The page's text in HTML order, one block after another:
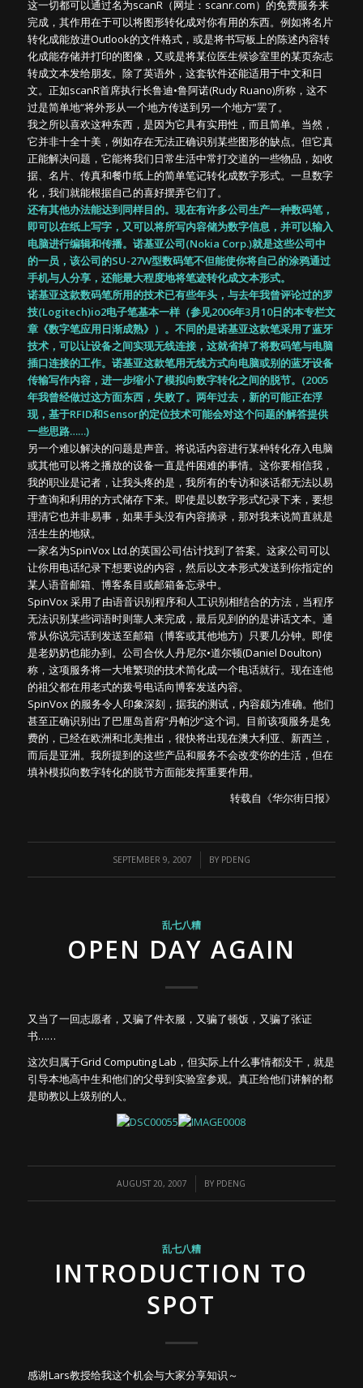
这一切都可以通过名为scanR（网址：scanr.com）的免费服务来
完成，其作用在于可以将图形转化成对你有用的东西。例如将名片
转化成能放进Outlook的文件格式，或是将书写板上的陈述内容转
化成能存储并打印的图像，又或是将某位医生候诊室里的某页杂志
转成文本发给朋友。除了英语外，这套软件还能适用于中文和日
文。正如scanR首席执行长鲁迪•鲁阿诺(Rudy Ruano)所称，这不
过是简单地“将外形从一个地方传送到另一个地方”罢了。
我之所以喜欢这种东西，是因为它具有实用性，而且简单。当然，
它并非十全十美，例如存在无法正确识别某些图形的缺点。但它真
正能解决问题，它能将我们日常生活中常打交道的一些物品，如收
据、名片、传真和餐巾纸上的简单笔记转化成数字形式。一旦数字
化，我们就能根据自己的喜好摆弄它们了。
还有其他办法能达到同样目的。现在有许多公司生产一种数码笔，
即可以在纸上写字，又可以将所写内容储为数字信息，并可以输入
电脑进行编辑和传播。诺基亚公司(Nokia Corp.)就是这些公司中
的一员，该公司的SU-27W型数码笔不但能使你将自己的涂鸦通过
手机与人分享，还能最大程度地将笔迹转化成文本形式。
诺基亚这款数码笔所用的技术已有些年头，与去年我曾评论过的罗
技(Logitech)io2电子笔基本一样（参见2006年3月10日的本专栏文
章《数字笔应用日渐成熟》）。不同的是诺基亚这款笔采用了蓝牙
技术，可以让设备之间实现无线连接，这就省掉了将数码笔与电脑
插口连接的工作。诺基亚这款笔用无线方式向电脑或别的蓝牙设备
传输写作内容，进一步缩小了模拟向数字转化之间的脱节。(2005
年我曾经做过这方面东西，失败了。两年过去，新的可能正在浮
现，基于RFID和Sensor的定位技术可能会对这个问题的解答提供
一些思路……)
另一个难以解决的问题是声音。将说话内容进行某种转化存入电脑
或其他可以将之播放的设备一直是件困难的事情。这你要相信我，
我的职业是记者，让我头疼的是，我所有的专访和谈话都无法以易
于查询和利用的方式储存下来。即使是以数字形式纪录下来，要想
理清它也并非易事，如果手头没有内容摘录，那对我来说简直就是
活生生的地狱。
一家名为SpinVox Ltd.的英国公司估计找到了答案。这家公司可以
让你用电话纪录下想要说的内容，然后以文本形式发送到你指定的
某人语音邮箱、博客条目或邮箱备忘录中。
SpinVox 采用了由语音识别程序和人工识别相结合的方法，当程序
无法识别某些词语时则靠人来完成，最后见到的的是讲话文本。通
常从你说完话到发送至邮箱（博客或其他地方）只要几分钟。即使
是老奶奶也能办到。公司合伙人丹尼尔•道尔顿(Daniel Doulton)
称，这项服务将一大堆繁琐的技术简化成一个电话就行。现在连他
的祖父都在用老式的拨号电话向博客发送内容。
SpinVox 的服务令人印象深刻，据我的测试，内容颇为准确。他们
甚至正确识别出了巴厘岛首府“丹帕沙”这个词。目前该项服务是免
费的，已经在欧洲和北美推出，很快将出现在澳大利亚、新西兰，
而后是亚洲。我所提到的这些产品和服务不会改变你的生活，但在
填补模拟向数字转化的脱节方面能发挥重要作用。
转载自《华尔街日报》
SEPTEMBER 9, 2007
/ BY PDENG
乱七八糟
OPEN DAY AGAIN
又当了一回志愿者，又骗了件衣服，又骗了顿饭，又骗了张证
书……
这次归属于Grid Computing Lab，但实际上什么事情都没干，就是
引导本地高中生和他们的父母到实验室参观。真正给他们讲解的都
是助教以上级别的人。
AUGUST 20, 2007
/ BY PDENG
乱七八糟
INTRODUCTION TO
SPOT
感谢Lars教授给我这个机会与大家分享知识～